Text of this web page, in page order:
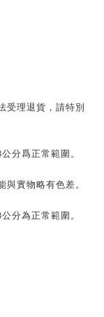
受理退貨，請特別
分爲正常範圍。
實物略有色差。
分為正常範圍。